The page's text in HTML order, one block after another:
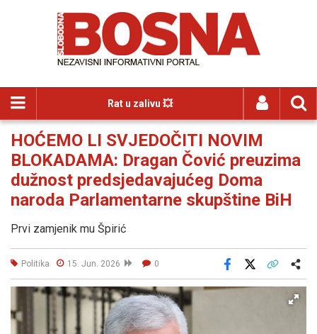
Rat u zalivu 💥
HOĆEMO LI SVJEDOČITI NOVIM
BLOKADAMA: Dragan Čović preuzima
dužnost predsjedavajućeg Doma
naroda Parlamentarne skupštine BiH
Prvi zamjenik mu Špirić
Politika 15. Jun. 2026 0
Facebook